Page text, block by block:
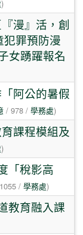
)
漫』活，創
犯罪預防漫
女踴躍報名
阿公的暑假
/ 978 / 學務處)
課程模組及
)
「稅影高
/ 學務處)
教育融入課